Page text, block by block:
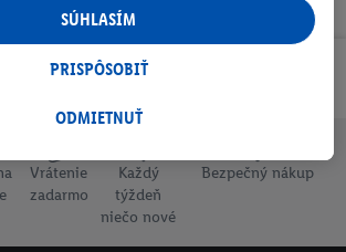
Odoberaj Newsletter!
Vrátenie
zadarmo
Každý
týždeň
niečo nové
Bezpečný nákup
v rámci služieb Lidl aj mimo nich. Ak
Lidl Plus, na tieto účely sa spracúvajú
správania v obchode.
účet Lidl Plus alebo sa prihlásite do svojho
online identifikátor z e-mailovej adresy,
aby sme vás mohli rozpoznať v službách
stranami a zobrazovať vám
ODMIETNUŤ
PRISPÔSOBIŤ
SÚHLASÍM